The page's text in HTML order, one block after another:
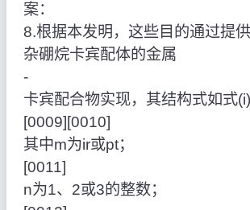
案：
8.根据本发明，这些目的通过提
杂硼烷卡宾配体的金属
‑
卡宾配合物实现，其结构式如式(i)
[0009][0010]
其中m为ir或pt；
[0011]
n为1、2或3的整数；